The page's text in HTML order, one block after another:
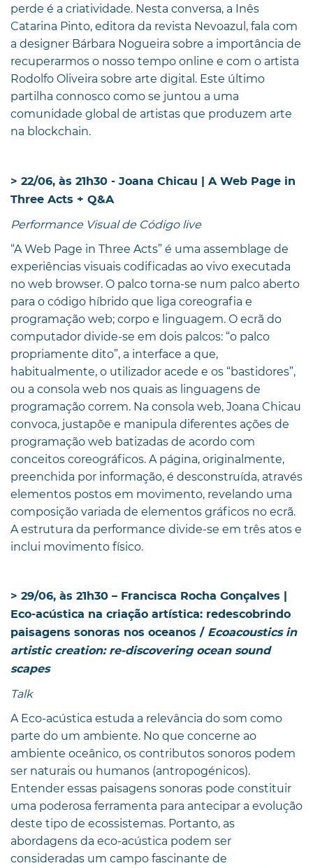
perde é a criatividade. Nesta conversa, a Inês
Catarina Pinto, editora da revista Nevoazul, fala com
a designer Bárbara Nogueira sobre a importância de
recuperarmos o nosso tempo online e com o artista
Rodolfo Oliveira sobre arte digital. Este último
partilha connosco como se juntou a uma
comunidade global de artistas que produzem arte
na blockchain.
> 22/06, às 21h30 - Joana Chicau | A Web Page in
Three Acts + Q&A
Performance Visual de Código live
“A Web Page in Three Acts” é uma assemblage de
experiências visuais codificadas ao vivo executada
no web browser. O palco torna-se num palco aberto
para o código híbrido que liga coreografia e
programação web; corpo e linguagem. O ecrã do
computador divide-se em dois palcos: “o palco
propriamente dito”, a interface a que,
habitualmente, o utilizador acede e os “bastidores”,
ou a consola web nos quais as linguagens de
programação correm. Na consola web, Joana Chicau
convoca, justapõe e manipula diferentes ações de
programação web batizadas de acordo com
conceitos coreográficos. A página, originalmente,
preenchida por informação, é desconstruída, através
elementos postos em movimento, revelando uma
composição variada de elementos gráficos no ecrã.
A estrutura da performance divide-se em três atos e
inclui movimento físico.
> 29/06, às 21h30 – Francisca Rocha Gonçalves |
Eco-acústica na criação artística: redescobrindo
paisagens sonoras nos oceanos / Ecoacoustics in
artistic creation: re-discovering ocean sound
scapes
Talk
A Eco-acústica estuda a relevância do som como
parte do um ambiente. No que concerne ao
ambiente oceânico, os contributos sonoros podem
ser naturais ou humanos (antropogénicos).
Entender essas paisagens sonoras pode constituir
uma poderosa ferramenta para antecipar a evolução
deste tipo de ecossistemas. Portanto, as
abordagens da eco-acústica podem ser
consideradas um campo fascinante de